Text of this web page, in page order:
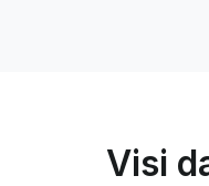
Visi